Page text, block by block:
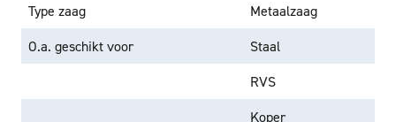
Type zaag
Metaalzaag
O.a. geschikt voor
Staal
RVS
Koper